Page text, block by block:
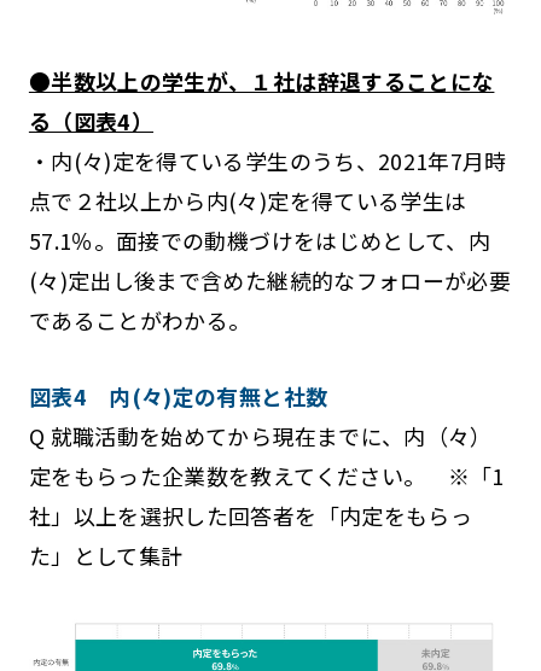
●半数以上の学生が、１社は辞退することにな
る（図表4）
・内(々)定を得ている学生のうち、2021年7月時
点で２社以上から内(々)定を得ている学生は
57.1％。面接での動機づけをはじめとして、内
(々)定出し後まで含めた継続的なフォローが必要
であることがわかる。
図表4 内(々)定の有無と社数
Q 就職活動を始めてから現在までに、内（々）
定をもらった企業数を教えてください。 ※「1
社」以上を選択した回答者を「内定をもらっ
た」として集計